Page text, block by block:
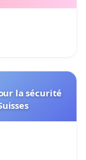
la sécurité